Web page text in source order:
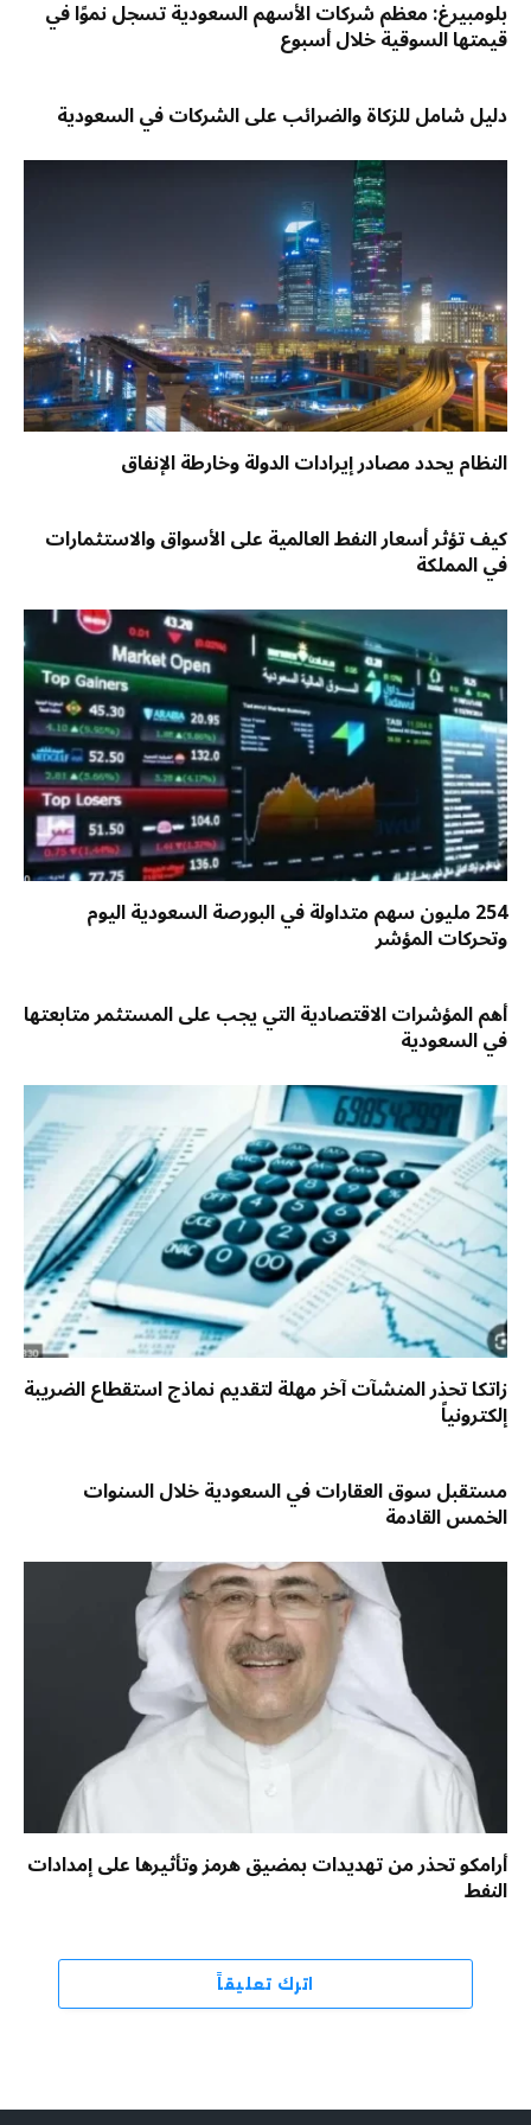
بلومبيرغ: معظم شركات الأسهم السعودية تسجل نموًا في
قيمتها السوقية خلال أسبوع
دليل شامل للزكاة والضرائب على الشركات في السعودية
النظام يحدد مصادر إيرادات الدولة وخارطة الإنفاق
كيف تؤثر أسعار النفط العالمية على الأسواق والاستثمارات
في المملكة
254 مليون سهم متداولة في البورصة السعودية اليوم
وتحركات المؤشر
أهم المؤشرات الاقتصادية التي يجب على المستثمر متابعتها
في السعودية
زاتكا تحذر المنشآت آخر مهلة لتقديم نماذج استقطاع الضريبة
إلكترونياً
مستقبل سوق العقارات في السعودية خلال السنوات
الخمس القادمة
أرامكو تحذر من تهديدات بمضيق هرمز وتأثيرها على إمدادات
النفط
اترك تعليقاً